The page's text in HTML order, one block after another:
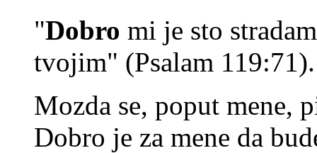
"Dobro mi je sto
tvojim" (Psalam 119:71).
Mozda se, poput mene,
Dobro je za mene da